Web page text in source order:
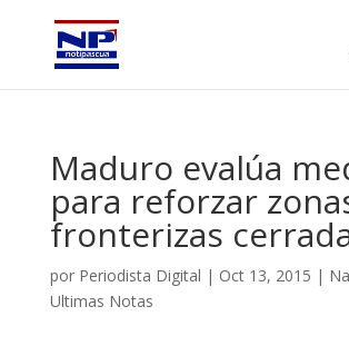
Maduro evalúa
para reforzar
fronterizas
por Periodista Digital | Oct 13, 2015 |
Ultimas Notas